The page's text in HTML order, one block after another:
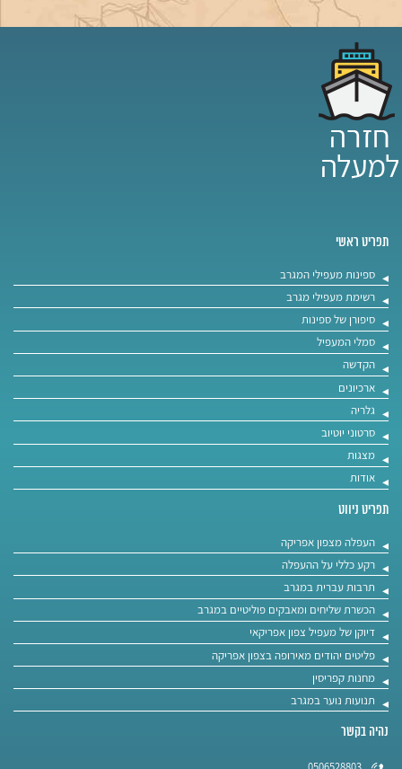
תפריט ראשי
ספינות מעפילי המגרב
רשימת מעפילי מגרב
סיפורן של ספינות
סמלי המעפיל
הקדשה
ארכיונים
גלריה
סרטוני יוטיוב
מצגות
אודות
תפריט ניווט
העפלה מצפון אפריקה
רקע כללי על ההעפלה
תרבות עברית במגרב
הכשרת שליחים ומאבקים פוליטיים במגרב
דיוקן של מעפיל צפון אפריקאי
פליטים יהודים מאירופה בצפון אפריקה
מחנות קפריסין
תנועות נוער במגרב
נהיה בקשר